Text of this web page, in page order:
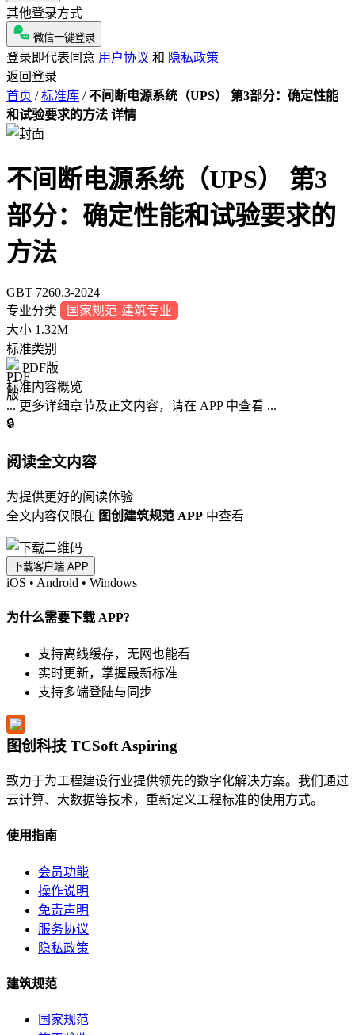
其他登录方式
微信一键登录
登录即代表同意 用户协议 和 隐私政策
返回登录
首页 / 标准库 / 不间断电源系统（UPS） 第3部分：确定性能
和试验要求的方法 详情
不间断电源系统（UPS） 第3
部分：确定性能和试验要求的
方法
GBT 7260.3-2024
专业分类
国家规范-建筑专业
大小 1.32M
标准类别
PDF版
标准内容概览
... 更多详细章节及正文内容，请在 APP 中查看 ...
🔒
阅读全文内容
为提供更好的阅读体验
全文内容仅限在 图创建筑规范 APP 中查看
下载客户端 APP
iOS • Android • Windows
为什么需要下载 APP?
支持离线缓存，无网也能看
实时更新，掌握最新标准
支持多端登陆与同步
图创科技 TCSoft Aspiring
致力于为工程建设行业提供领先的数字化解决方案。我们通过
云计算、大数据等技术，重新定义工程标准的使用方式。
使用指南
会员功能
操作说明
免责声明
服务协议
隐私政策
建筑规范
国家规范